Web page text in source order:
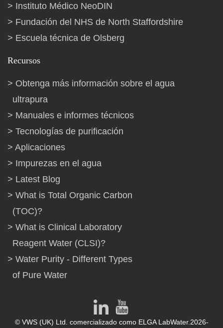
Instituto Médico NeoDIN
Fundación del NHS de North Staffordshire
Escuela técnica de Olsberg
Recursos
Obtenga más información sobre el agua
ultrapura
Manuales e informes técnicos
Tecnologías de purificación
Aplicaciones
Impurezas en el agua
Latest Blog
What is Total Organic Carbon
(TOC)?
What is Clinical Laboratory
Reagent Water (CLSI)?
Water Purity - Different Types
of Pure Water
© VWS (UK) Ltd. comercializado como ELGA LabWater.2026-